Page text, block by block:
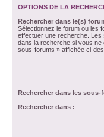
OPTIONS DE LA
Rechercher dans le(s)
Sélectionnez le forum ou les
effectuer une recherche. Les
dans la recherche si vous ne
sous-forums » affichée ci-
Rechercher dans les sous-
Rechercher dans :